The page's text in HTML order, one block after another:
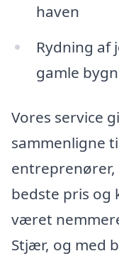
haven
Rydning
gamle
Vores service
sammenligne
entreprenører,
bedste pris og
været
Stjær, og med